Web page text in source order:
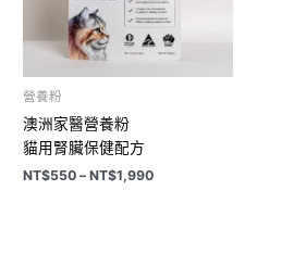
營養粉
澳洲家醫營養粉
貓用腎臟保健配方
NT$550 – NT$1,990